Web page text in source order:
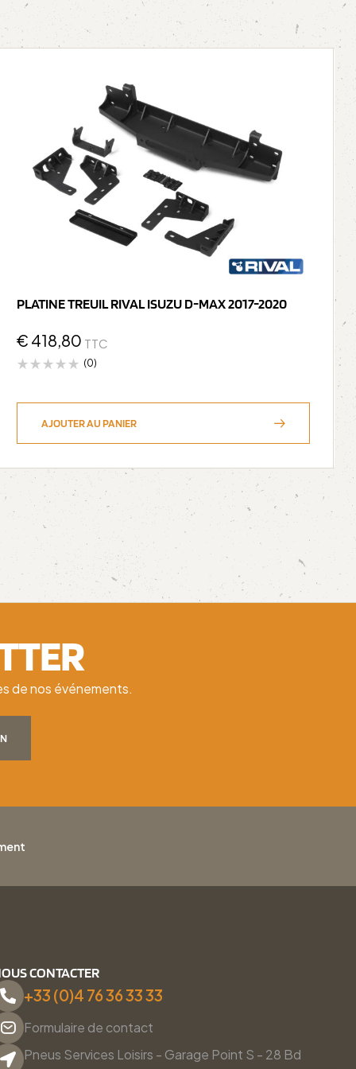
PLATINE TREUIL RIVAL ISUZU D-MAX 2017-2020
€ 418,80 TTC
(0)
AJOUTER AU PANIER
de nos événements.
CONTACTER
+33 (0)4 76 36 33 33
Formulaire de contact
Pneus Services Loisirs - Garage Point S - 28 Bd